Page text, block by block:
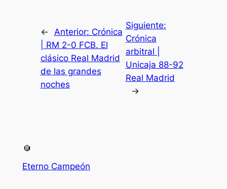
← Anterior: Crónica
| RM 2-0 FCB. El
clásico Real Madrid
de las grandes
noches
Siguiente:
Crónica
arbitral |
Unicaja 88-92
Real Madrid
→
Eterno Campeón